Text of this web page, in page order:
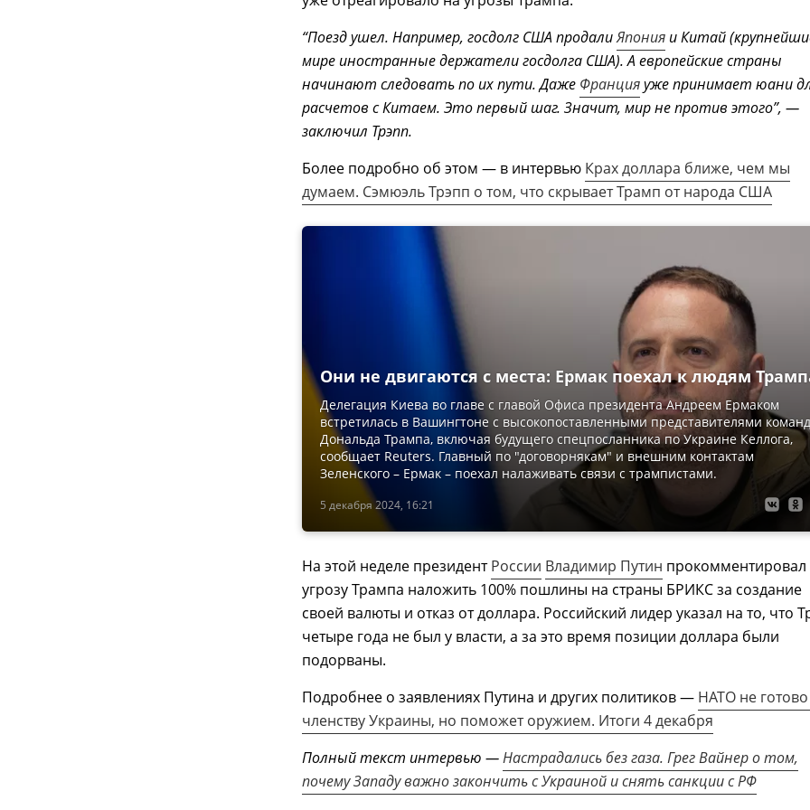
“Поезд ушел. Например, госдолг США продалиЯпония и Китай
мире иностранные держатели госдолга США). А европейские страны
начинают следовать по их пути. Даже Францияуже принимает юани
расчетов с Китаем. Это первый шаг. Значит, мир не против этого”, —
заключил Трэпп.
Более подробно об этом — в интервью Крах доллара ближе, чем мы
думаем. Сэмюэль Трэпп о том, что скрывает Трамп от народа США
5 декабря 2024, 16:21
Они не двигаются с места: Ермак поехал к людям
Делегация Киева во главе с главой Офиса президента Андреем Ермаком
встретилась в Вашингтоне с высокопоставленными представителями
Дональда Трампа, включая будущего спецпосланника по Украине Келлога,
сообщает Reuters. Главный по "договорнякам" и внешним контактам
Зеленского – Ермак – поехал налаживать связи с трампистами.
На этой неделе президентРоссии Владимир Путин прокомментировал
угрозу Трампа наложить 100% пошлины на страны БРИКС за создание
своей валюты и отказ от доллара. Российский лидер указал на то, что
четыре года не был у власти, а за это время позиции доллара были
подорваны.
Подробнее о заявлениях Путина и других политиков — НАТО не готово
членству Украины, но поможет оружием. Итоги 4 декабря
Полный текст интервью —Настрадались без газа. Грег Вайнер о том,
почему Западу важно закончить с Украиной и снять санкции с РФ